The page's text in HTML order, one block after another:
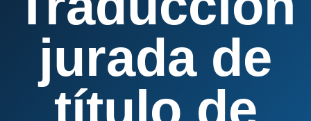
jurada de
título de